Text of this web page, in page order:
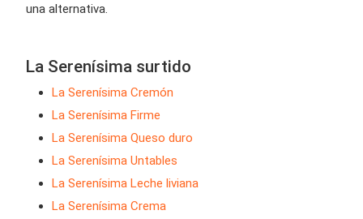
una alternativa.
La Serenísima surtido
La Serenísima Cremón
La Serenísima Firme
La Serenísima Queso duro
La Serenísima Untables
La Serenísima Leche liviana
La Serenísima Crema